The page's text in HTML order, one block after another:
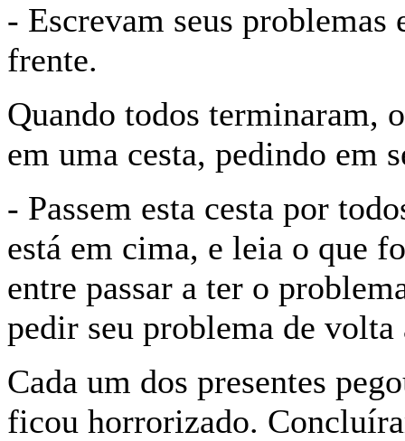
- Escrevam seus
frente.
Quando todos terminaram,
em uma cesta, pedindo em
- Passem esta cesta por
está em cima, e leia o que
entre passar a ter o
pedir seu problema de volta
Cada um dos presentes
ficou horrorizado.